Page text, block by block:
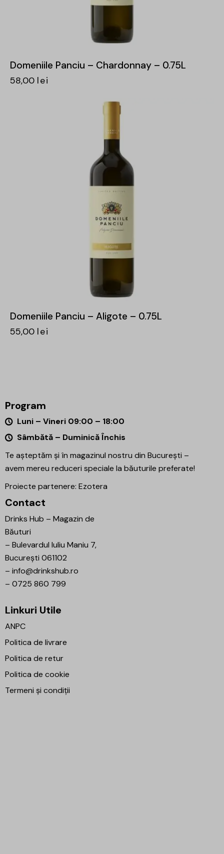
Domeniile Panciu – Chardonnay – 0.75L
58,00 lei
Domeniile Panciu – Aligote – 0.75L
55,00 lei
Program
Luni – Vineri 09:00 – 18:00
Sâmbătă – Duminică Închis
Te așteptăm și în magazinul nostru din București –
avem mereu reduceri speciale la băuturile preferate!
Proiecte partenere: Ezotera
Contact
Drinks Hub – Magazin de
Băuturi
– Bulevardul Iuliu Maniu 7,
București 061102
– info@drinkshub.ro
– 0725 860 799
Linkuri Utile
ANPC
Politica de livrare
Politica de retur
Politica de cookie
Termeni și condiții